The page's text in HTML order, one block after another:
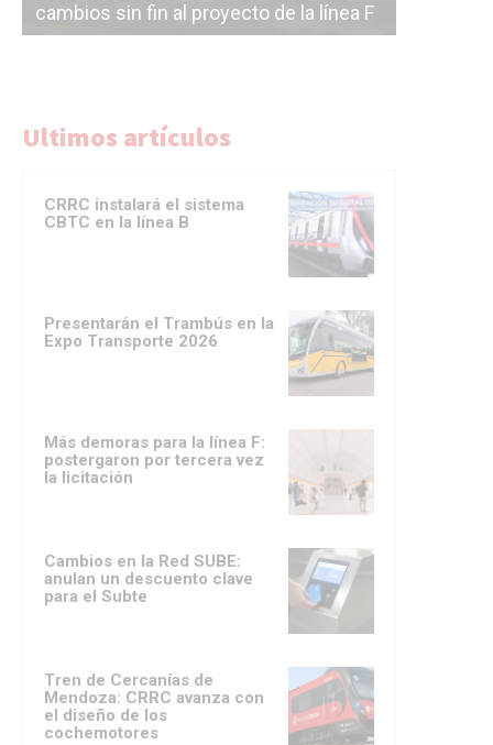
cambios sin fin al proyecto de la línea F
Ultimos artículos
CRRC instalará el sistema
CBTC en la línea B
Presentarán el Trambús en la
Expo Transporte 2026
Más demoras para la línea F:
postergaron por tercera vez
la licitación
Cambios en la Red SUBE:
anulan un descuento clave
para el Subte
Tren de Cercanías de
Mendoza: CRRC avanza con
el diseño de los
cochemotores